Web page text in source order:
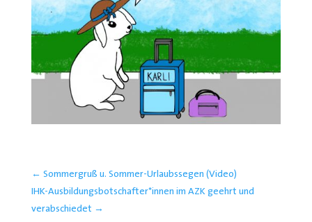
← Sommergruß u. Sommer-Urlaubssegen (Video)
IHK-Ausbildungsbotschafter*innen im AZK geehrt und
verabschiedet →